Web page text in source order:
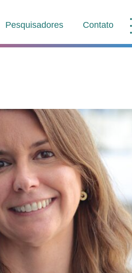
Pesquisadores Contato